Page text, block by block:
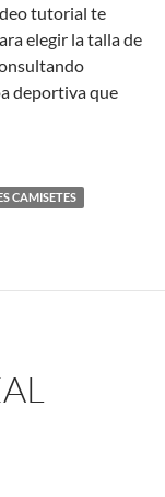
tutorial te
elegir la talla de
deportiva que
CAMISETES